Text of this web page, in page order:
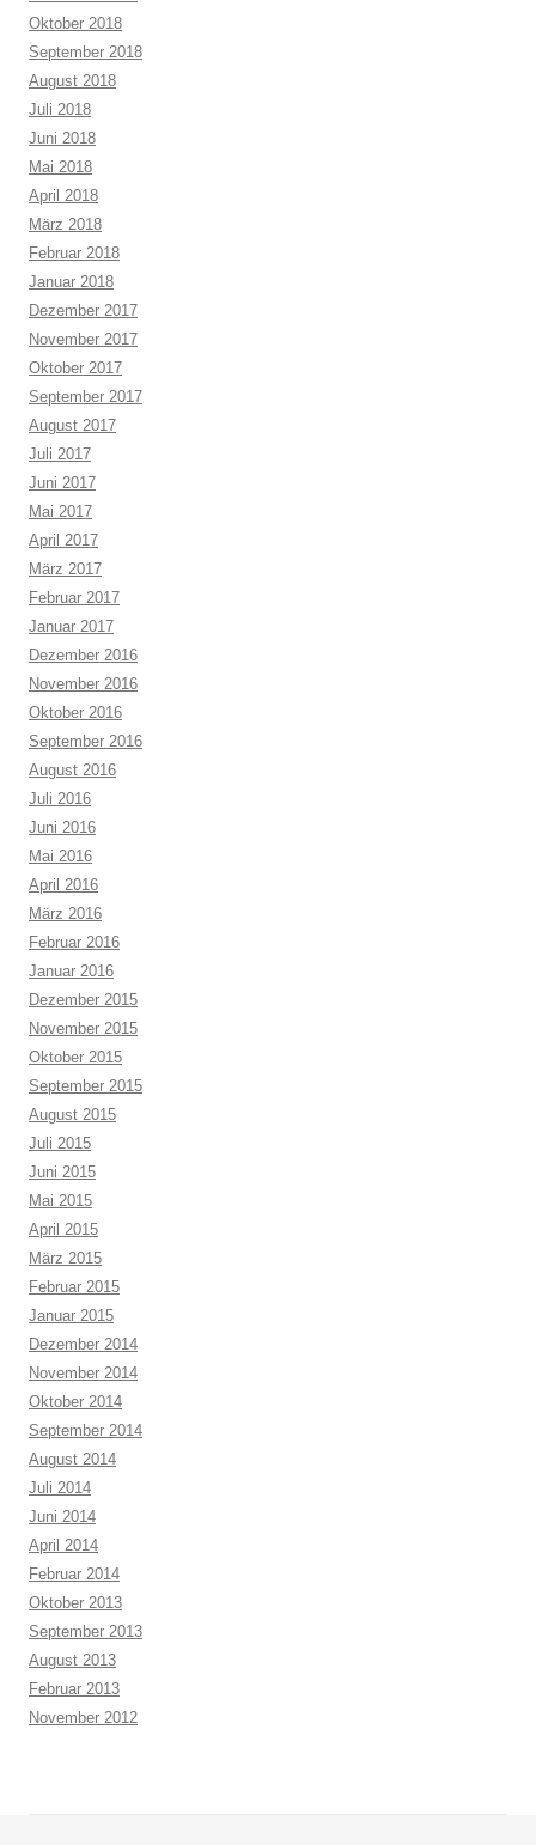
Oktober 2018
September 2018
August 2018
Juli 2018
Juni 2018
Mai 2018
April 2018
März 2018
Februar 2018
Januar 2018
Dezember 2017
November 2017
Oktober 2017
September 2017
August 2017
Juli 2017
Juni 2017
Mai 2017
April 2017
März 2017
Februar 2017
Januar 2017
Dezember 2016
November 2016
Oktober 2016
September 2016
August 2016
Juli 2016
Juni 2016
Mai 2016
April 2016
März 2016
Februar 2016
Januar 2016
Dezember 2015
November 2015
Oktober 2015
September 2015
August 2015
Juli 2015
Juni 2015
Mai 2015
April 2015
März 2015
Februar 2015
Januar 2015
Dezember 2014
November 2014
Oktober 2014
September 2014
August 2014
Juli 2014
Juni 2014
April 2014
Februar 2014
Oktober 2013
September 2013
August 2013
Februar 2013
November 2012